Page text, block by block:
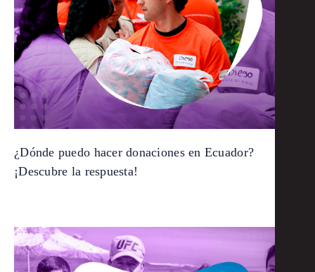
¿Dónde puedo hacer donaciones en Ecuador?
¡Descubre la respuesta!